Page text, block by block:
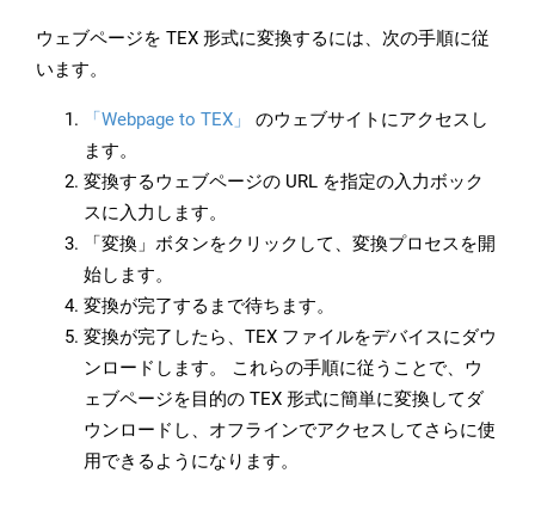
ウェブページを TEX 形式に変換するには、次の手順に従
います。
「Webpage to TEX」
のウェブサイトにアクセスし
ます。
変換するウェブページの URL を指定の入力ボック
スに入力します。
「変換」ボタンをクリックして、変換プロセスを開
始します。
変換が完了するまで待ちます。
変換が完了したら、TEX ファイルをデバイスにダウ
ンロードします。 これらの手順に従うことで、ウ
ェブページを目的の TEX 形式に簡単に変換してダ
ウンロードし、オフラインでアクセスしてさらに使
用できるようになります。